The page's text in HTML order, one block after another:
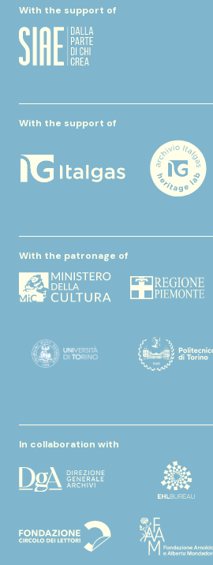
With the support of
With the support of
With the patronage of
In collaboration with